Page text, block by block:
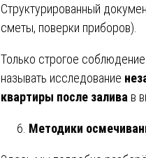
Структурированный
сметы, поверки приборов).
Только строгое
называть исследование
квартиры после залива в
Методики